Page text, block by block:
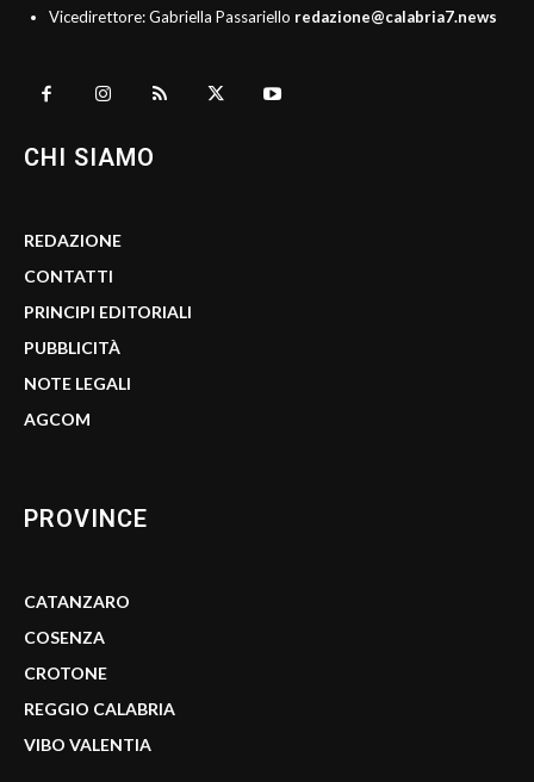
Vicedirettore: Gabriella Passariello redazione@calabria7.news
CHI SIAMO
REDAZIONE
CONTATTI
PRINCIPI EDITORIALI
PUBBLICITÀ
NOTE LEGALI
AGCOM
PROVINCE
CATANZARO
COSENZA
CROTONE
REGGIO CALABRIA
VIBO VALENTIA